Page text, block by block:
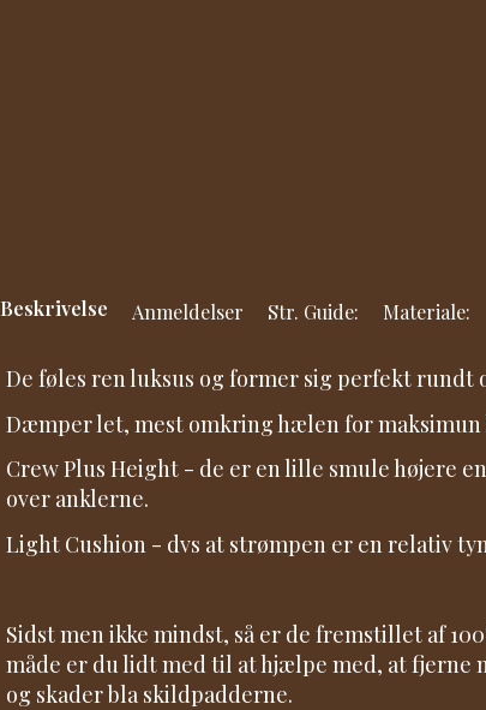
Beskrivelse Anmeldelser Str. Guide: Materiale:
De føles ren luksus og former sig perfekt rundt
Dæmper let, mest omkring hælen for maksimun
Crew Plus Height - de er en lille smule højere
over anklerne.
Light Cushion - dvs at strømpen er en relativ
Sidst men ikke mindst, så er de fremstillet af
måde er du lidt med til at hjælpe med, at fjerne
og skader bla skildpadderne.